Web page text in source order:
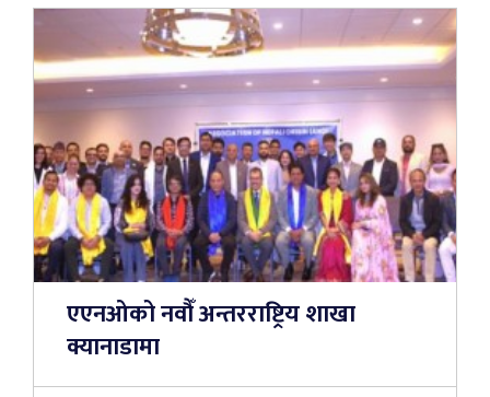
एएनओको नवौँ अन्तरराष्ट्रिय शाखा
क्यानाडामा